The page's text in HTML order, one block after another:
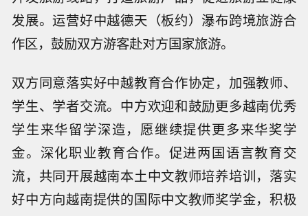
发展。运营好中越德天（板约）瀑布跨境旅游合
作区，鼓励双方游客赴对方国家旅游。
双方同意落实好中越教育合作协定，加强教师、
学生、学者交流。中方欢迎和鼓励更多越南优秀
学生来华留学深造，愿继续提供更多来华奖学
金。深化职业教育合作。促进两国语言教育交
流，共同开展越南本土中文教师培养培训，落实
好中方向越南提供的国际中文教师奖学金，积极